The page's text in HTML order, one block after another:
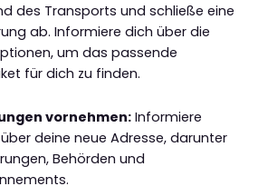
des Transports und schließe eine
ab. Informiere dich über die
um das passende
für dich zu finden.
vornehmen: Informiere
deine neue Adresse, darunter
Behörden und